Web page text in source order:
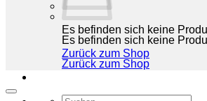
Es befinden sich keine
Zurück zum Shop
Es befinden sich keine
Zurück zum Shop